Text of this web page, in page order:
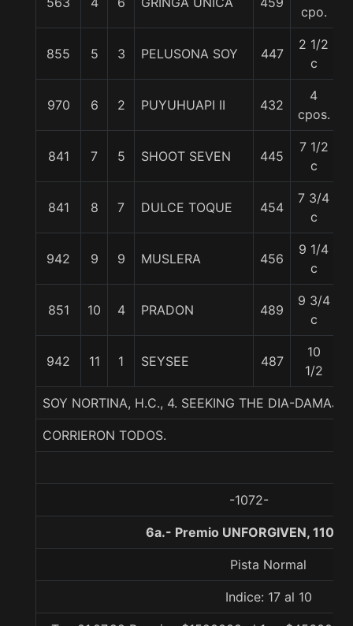
cpo.
855 5 3 PELUSONA SOY 447
2 1/2
c
970 6 2 PUYUHUAPI II 432
4
cpos.
841 7 5 SHOOT SEVEN 445
7 1/2
c
841 8 7 DULCE TOQUE 454
7 3/4
c
942 9 9 MUSLERA 456
9 1/4
c
851 10 4 PRADON 489
9 3/4
c
942 11 1 SEYSEE 487
10
1/2
SOY NORTINA, H.C., 4. SEEKING THE DIA-
CORRIERON TODOS.
-1072-
6a.- Premio UNFORGIVEN, 1100
Pista Normal
Indice: 17 al 10